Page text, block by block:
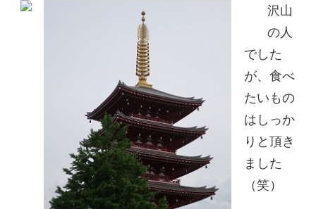
沢山
の人
でした
が、食べ
たいもの
はしっか
りと頂き
ました
（笑）